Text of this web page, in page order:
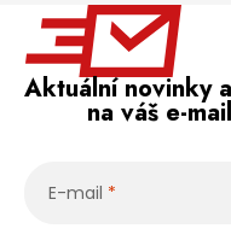
Aktuální novinky
na váš e-mail
E-mail